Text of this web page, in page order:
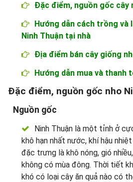
Đặc điểm, nguồn gốc cây
Hướng dẫn cách trồng và
Ninh Thuận tại nhà
Địa điểm bán cây giống
Hướng dẫn mua và thanh
Đặc điểm, nguồn gốc nho
Nguồn gốc
Ninh Thuận là một tỉnh ở
khô hạn nhất nước, khí hậu
đặc trưng là khô nóng, gió
không có mùa đông. Thời tiết
khó có loại cây ăn quả nào có